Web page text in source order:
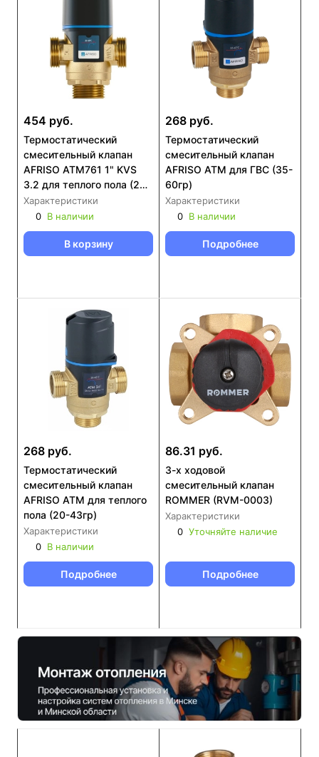
454 руб.
Термостатический
смесительный клапан
AFRISO ATM761 1" KVS
3.2 для теплого пола (20-
43гр) (12 761 10)
Характеристики
0 В наличии
В корзину
268 руб.
Термостатический
смесительный клапан
AFRISO ATM для ГВС (35-
60гр)
Характеристики
0 В наличии
Подробнее
268 руб.
Термостатический
смесительный клапан
AFRISO ATM для теплого
пола (20-43гр)
Характеристики
0 В наличии
Подробнее
86.31 руб.
3-х ходовой
смесительный клапан
ROMMER (RVM-0003)
Характеристики
0 Уточняйте наличие
Подробнее